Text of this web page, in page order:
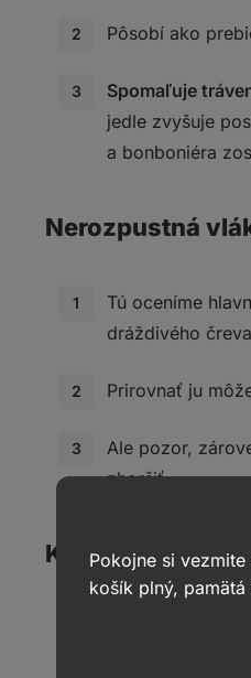
Pôsobí ako
Spomaľuje
jedle zvyšuje
a bonboniéra
Nerozpustná
Tú oceníme
dráždivého
Prirovnať ju
Ale pozor,
zhoršiť.
Koľko vlákniny
EFSA
Pokojne si
košík plný,